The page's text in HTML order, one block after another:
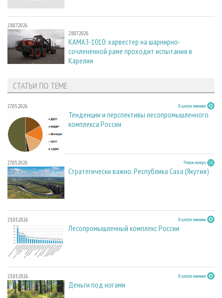
28.07.2026
28.07.2026
КАМАЗ-1010: харвестер на шарнирно-
сочлененной раме проходит испытания в
Карелии
СТАТЬИ ПО ТЕМЕ
27.05.2026 В центре внимания
Тенденции и перспективы лесопромышленного
комплекса России
27.05.2026 Регион номера
Стратегически важно. Республика Саха (Якутия)
23.03.2026 В центре внимания
Лесопромышленный комплекс России
23.03.2026 В центре внимания
Деньги под ногами